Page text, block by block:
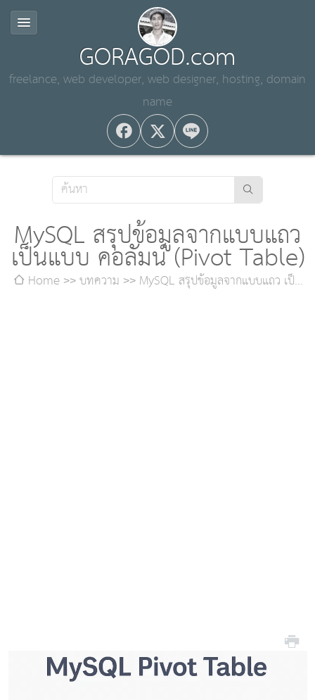
GORAGOD.com
freelance, web developer, web designer, hosting, domain
name
MySQL สรุปข้อมูลจากแบบแถว
เป็นแบบ คอลัมน์ (Pivot Table)
Home บทความ
MySQL สรุปข้อมูลจากแบบแถว เป็น